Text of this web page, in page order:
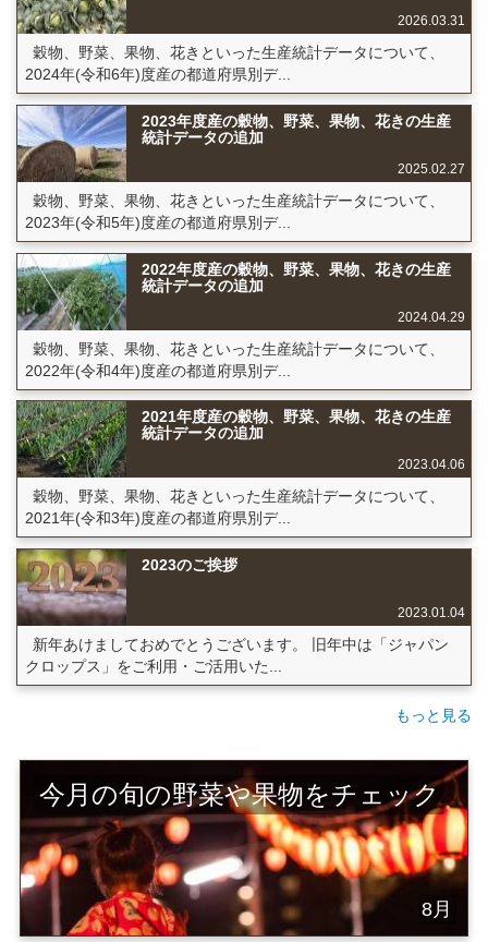
2026.03.31
穀物、野菜、果物、花きといった生産統計データについて、
2024年(令和6年)度産の都道府県別デ...
2023年度産の穀物、野菜、果物、花きの生産
統計データの追加
2025.02.27
穀物、野菜、果物、花きといった生産統計データについて、
2023年(令和5年)度産の都道府県別デ...
2022年度産の穀物、野菜、果物、花きの生産
統計データの追加
2024.04.29
穀物、野菜、果物、花きといった生産統計データについて、
2022年(令和4年)度産の都道府県別デ...
2021年度産の穀物、野菜、果物、花きの生産
統計データの追加
2023.04.06
穀物、野菜、果物、花きといった生産統計データについて、
2021年(令和3年)度産の都道府県別デ...
2023のご挨拶
2023.01.04
新年あけましておめでとうございます。 旧年中は「ジャパン
クロップス」をご利用・ご活用いた...
もっと見る
今月の旬の野菜や果物をチェック
8月